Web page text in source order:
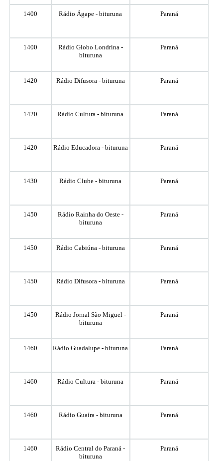
1400 Rádio Ágape - bituruna Paraná
1400
Rádio Globo Londrina -
bituruna
Paraná
1420 Rádio Difusora - bituruna Paraná
1420 Rádio Cultura - bituruna Paraná
1420 Rádio Educadora - bituruna Paraná
1430 Rádio Clube - bituruna Paraná
1450
Rádio Rainha do Oeste -
bituruna
Paraná
1450 Rádio Cabiúna - bituruna Paraná
1450 Rádio Difusora - bituruna Paraná
1450
Rádio Jornal São Miguel -
bituruna
Paraná
1460 Rádio Guadalupe - bituruna Paraná
1460 Rádio Cultura - bituruna Paraná
1460 Rádio Guaíra - bituruna Paraná
1460
Rádio Central do Paraná -
bituruna
Paraná